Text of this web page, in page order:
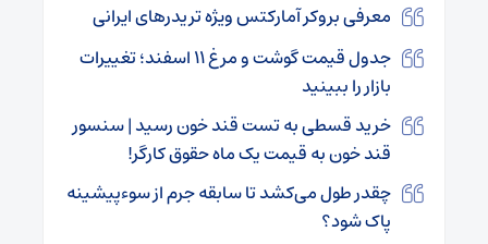
معرفی بروکر آمارکتس ویژه تریدرهای ایرانی
جدول قیمت گوشت و مرغ ۱۱ اسفند؛ تغییرات
بازار را ببینید
خرید قسطی به تست قند خون رسید | سنسور
قند خون به قیمت یک ماه حقوق کارگر!
چقدر طول می‌کشد تا سابقه جرم از سوءپیشینه
پاک شود؟